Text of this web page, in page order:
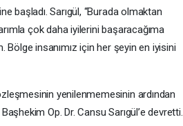
başladı. Sarıgül, “Burada olmaktan
çok daha iyilerini başaracağıma
insanımız için her şeyin en iyisini
yenilenmemesinin ardından
Op. Dr. Cansu Sarıgül’e devretti.